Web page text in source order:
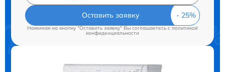
Оставить заявку
Нажимая на кнопку "Оставить заявку" Вы соглашаетесь cполитикой
конфиденциальности